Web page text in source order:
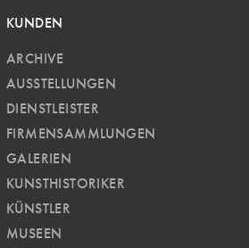
KUNDEN
ARCHIVE
AUSSTELLUNGEN
DIENSTLEISTER
FIRMENSAMMLUNGEN
GALERIEN
KUNSTHISTORIKER
KÜNSTLER
MUSEEN